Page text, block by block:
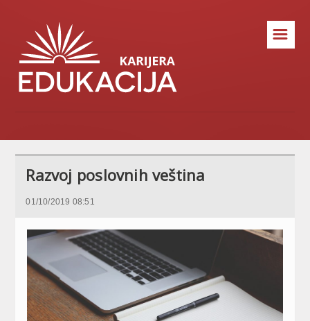
☰
Razvoj poslovnih veština
01/10/2019 08:51